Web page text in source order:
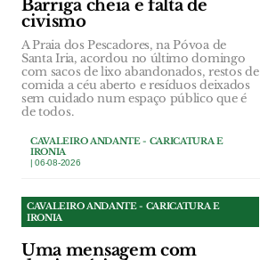
Barriga cheia e falta de
civismo
A Praia dos Pescadores, na Póvoa de
Santa Iria, acordou no último domingo
com sacos de lixo abandonados, restos de
comida a céu aberto e resíduos deixados
sem cuidado num espaço público que é
de todos.
CAVALEIRO ANDANTE - CARICATURA E
IRONIA
| 06-08-2026
CAVALEIRO ANDANTE - CARICATURA E
IRONIA
Uma mensagem com